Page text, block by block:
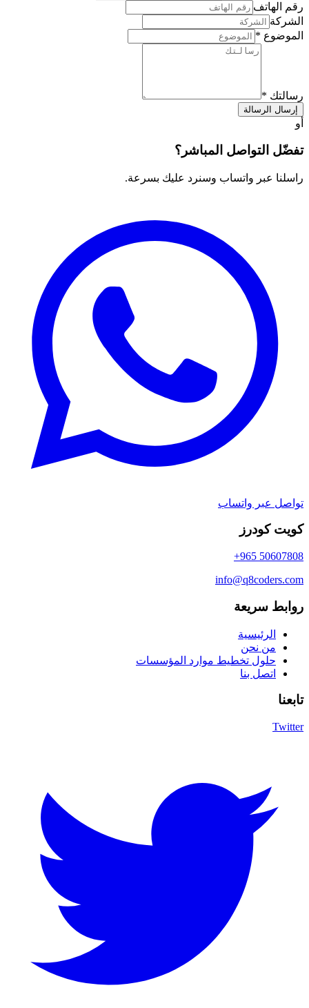
رقم الهاتف
الشركة
الموضوع *
رسالتك *
إرسال الرسالة
أو
تفضّل التواصل المباشر؟
راسلنا عبر واتساب وسنرد عليك بسرعة.
تواصل عبر واتساب
كويت كودرز
+965 50607808
info@q8coders.com
روابط سريعة
الرئيسية
من نحن
حلول تخطيط موارد المؤسسات
اتصل بنا
تابعنا
Twitter